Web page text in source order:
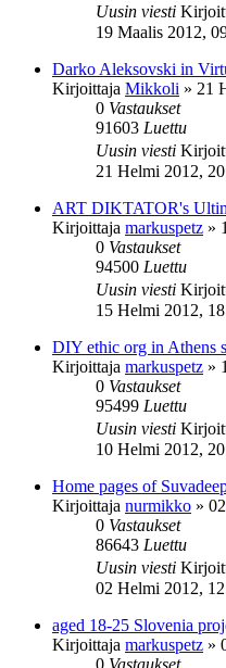
Uusin viesti
19 Maalis 2012,
Darko Aleksovski in
Kirjoittaja Mikkoli » 21
0 Vastaukset
91603 Luettu
Uusin viesti
21 Helmi 2012,
ART DIKTATOR's
Kirjoittaja markuspetz »
0 Vastaukset
94500 Luettu
Uusin viesti
15 Helmi 2012,
DIY ethic org in Athens
Kirjoittaja markuspetz »
0 Vastaukset
95499 Luettu
Uusin viesti
10 Helmi 2012,
Home pages of
Kirjoittaja nurmikko »
0 Vastaukset
86643 Luettu
Uusin viesti
02 Helmi 2012,
aged 18-25 Slovenia
Kirjoittaja markuspetz »
0 Vastaukset